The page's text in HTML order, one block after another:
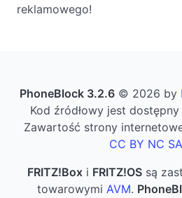
reklamowego!
PhoneBlock 3.2.6 © 2026 by
Kod źródłowy jest
Zawartość strony
CC BY NC
FRITZ!Box i FRITZ!OS są
towarowymi AVM.